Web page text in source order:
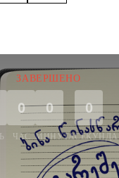
ЗАВЕРШЕНО
0
ЧАС
0
МИНУТА
0
СЕКУНДА